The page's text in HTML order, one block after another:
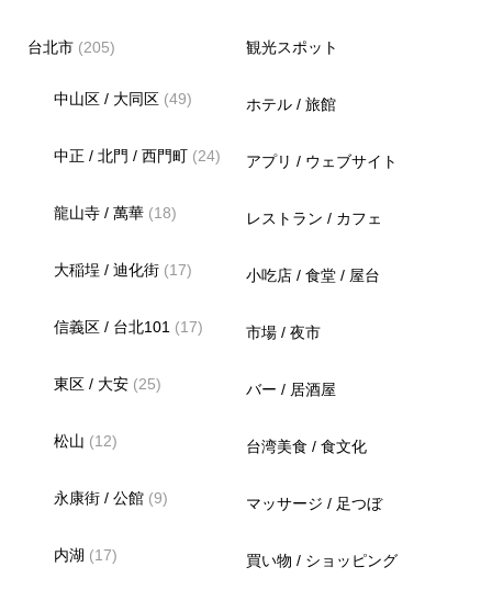
台北市(205)
中山区 / 大同区 (49)
中正 / 北門 / 西門町 (24)
龍山寺 / 萬華 (18)
大稲埕 / 迪化街 (17)
信義区 / 台北101 (17)
東区 / 大安 (25)
松山 (12)
永康街 / 公館 (9)
内湖 (17)
観光スポット
ホテル / 旅館
アプリ / ウェブサイト
レストラン / カフェ
小吃店 / 食堂 / 屋台
市場 / 夜市
バー / 居酒屋
台湾美食 / 食文化
マッサージ / 足つぼ
買い物 / ショッピング